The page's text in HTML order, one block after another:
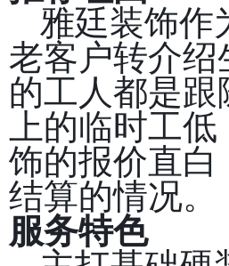
雅廷装饰作
老客户转介
的工人都是
上的临时工
饰的报价直
结算的情况。
服务特色